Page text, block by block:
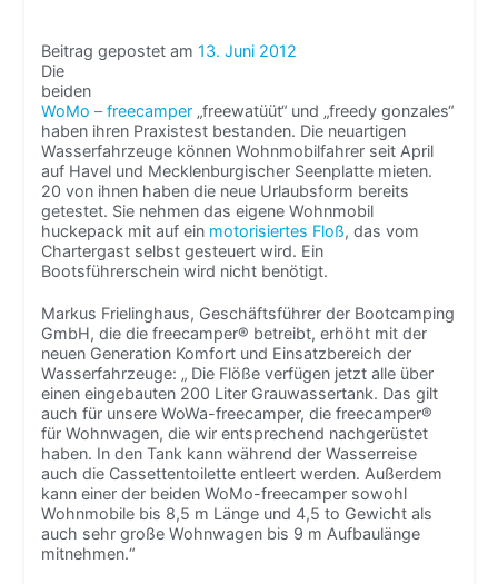
Beitrag gepostet am13. Juni 2012
Die
beiden
WoMo – freecamper „freewatüüt“ und „freedy gonzales“
haben ihren Praxistest bestanden. Die neuartigen
Wasserfahrzeuge können Wohnmobilfahrer seit April
auf Havel und Mecklenburgischer Seenplatte mieten.
20 von ihnen haben die neue Urlaubsform bereits
getestet. Sie nehmen das eigene Wohnmobil
huckepack mit auf ein motorisiertes Floß, das vom
Chartergast selbst gesteuert wird. Ein
Bootsführerschein wird nicht benötigt.
Markus Frielinghaus, Geschäftsführer der Bootcamping
GmbH, die die freecamper® betreibt, erhöht mit der
neuen Generation Komfort und Einsatzbereich der
Wasserfahrzeuge: „ Die Flöße verfügen jetzt alle über
einen eingebauten 200 Liter Grauwassertank. Das gilt
auch für unsere WoWa-freecamper, die freecamper®
für Wohnwagen, die wir entsprechend nachgerüstet
haben. In den Tank kann während der Wasserreise
auch die Cassettentoilette entleert werden. Außerdem
kann einer der beiden WoMo-freecamper sowohl
Wohnmobile bis 8,5 m Länge und 4,5 to Gewicht als
auch sehr große Wohnwagen bis 9 m Aufbaulänge
mitnehmen.“